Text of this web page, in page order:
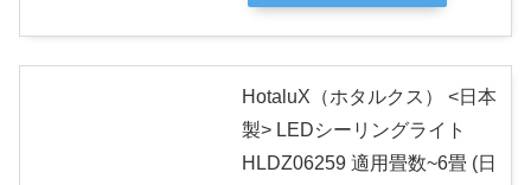
HotaluX（ホタルクス） <日本
製> LEDシーリングライト
HLDZ06259 適用畳数~6畳 (日